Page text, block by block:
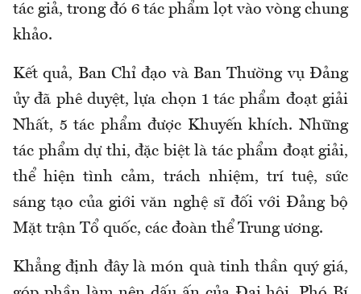
tác giả, trong đó 6 tác phẩm lọt vào vòng chung
khảo.
Kết quả, Ban Chỉ đạo và Ban Thường vụ Đảng
ủy đã phê duyệt, lựa chọn 1 tác phẩm đoạt giải
Nhất, 5 tác phẩm được Khuyến khích. Những
tác phẩm dự thi, đặc biệt là tác phẩm đoạt giải,
thể hiện tình cảm, trách nhiệm, trí tuệ, sức
sáng tạo của giới văn nghệ sĩ đối với Đảng bộ
Mặt trận Tổ quốc, các đoàn thể Trung ương.
Khẳng định đây là món quà tinh thần quý giá,